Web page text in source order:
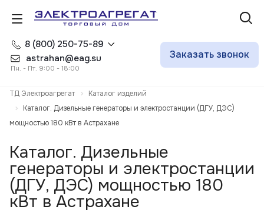
8 (800) 250-75-89
astrahan@eag.su
Пн. - Пт. 9:00 - 18:00
Заказать звонок
ТД Электроагрегат
Каталог изделий
Каталог. Дизельные генераторы и электростанции (ДГУ, ДЭС)
мощностью 180 кВт в Астрахане
Каталог. Дизельные
генераторы и электростанции
(ДГУ, ДЭС) мощностью 180
кВт в Астрахане